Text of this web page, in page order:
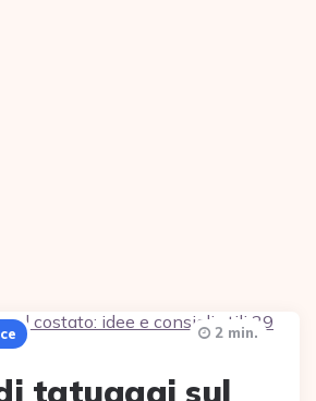
tatuaggi sul
2 min.